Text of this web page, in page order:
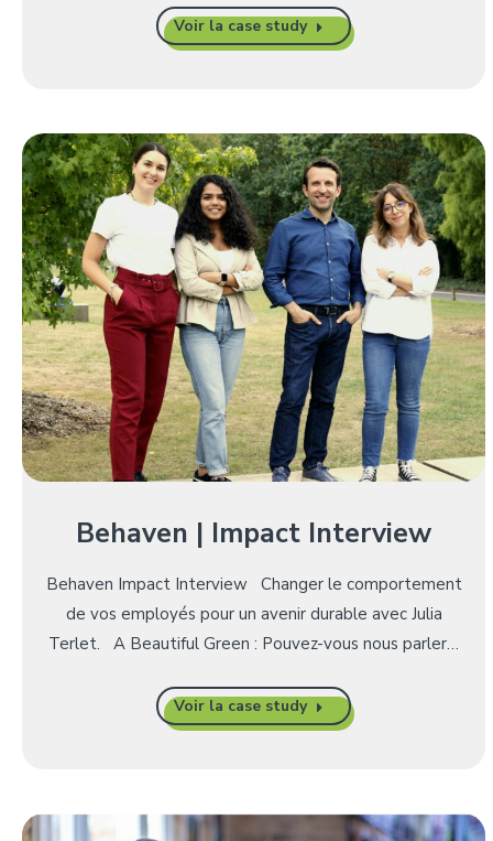
Voir la case study
Behaven | Impact Interview
Behaven Impact Interview Changer le comportement
de vos employés pour un avenir durable avec Julia
Terlet. A Beautiful Green : Pouvez-vous nous parler…
Voir la case study